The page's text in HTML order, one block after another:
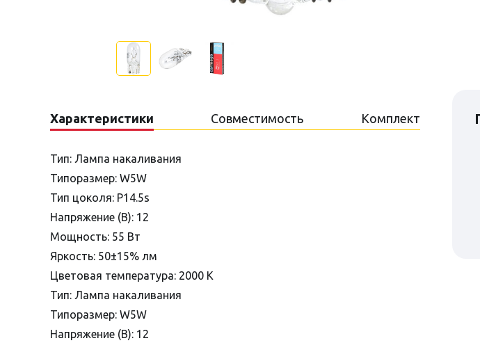
Характеристики Совместимость Комплект
Тип: Лампа накаливания
Типоразмер: W5W
Тип цоколя: P14.5s
Напряжение (В): 12
Мощность: 55 Вт
Яркость: 50±15% лм
Цветовая температура: 2000 К
Тип: Лампа накаливания
Типоразмер: W5W
Напряжение (В): 12